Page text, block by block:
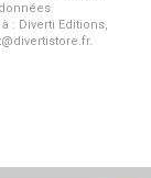
: Diverti Editions,